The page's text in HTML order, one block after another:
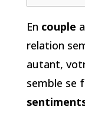
En couple
relation
autant,
semble se